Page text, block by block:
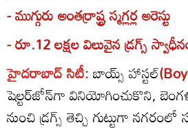
- ముగ్గురు అంతర్రాష్ట్ర స్మగ్లర్ల అరెస్టు
- రూ.12 లక్షల విలువైన డ్రగ్స్‌
హైదరాబాద్‌ సిటీ:బాయ్స్‌ హాస్టల్‌
షెల్టర్‌జోన్‌గా వినియోగించుకొని,
నుంచి డ్రగ్స్‌ తెచ్చి గుట్టుగా నగరంలో